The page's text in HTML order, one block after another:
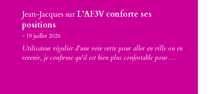
Jean-JacquessurL’AF3V conforte ses
positions
19 juillet 2026
Utilisateur régulier d'une voie verte pour aller en ville ou en
revenir, je confirme qu'il est bien plus confortable pour…